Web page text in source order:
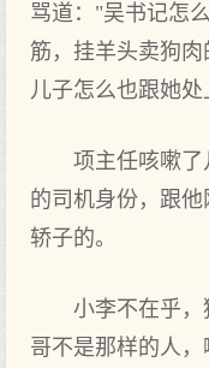
骂道："吴书记怎
筋，挂羊头卖狗
儿子怎么也跟她
项主任咳嗽
的司机身份，跟
轿子的。
小李不在乎
哥不是那样的人